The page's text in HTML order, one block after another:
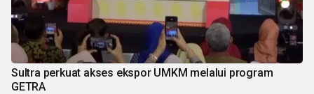
Sultra perkuat akses ekspor UMKM melalui program
GETRA